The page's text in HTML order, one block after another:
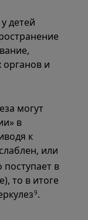
детей
органов и
могут
в
к
или
в
то в итоге
9.